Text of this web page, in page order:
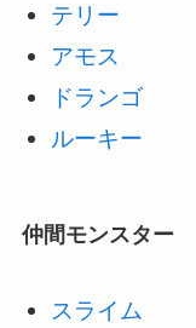
テリー
アモス
ドランゴ
ルーキー
仲間モンスター
スライム